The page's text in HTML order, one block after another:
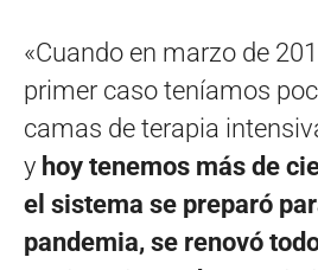
«Cuando en marzo de
primer caso teníamos
camas de terapia
y hoy tenemos más de
el sistema se preparó
pandemia, se renovó